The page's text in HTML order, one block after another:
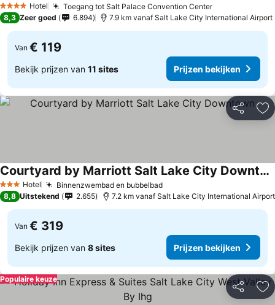
4 SterrenHotel Toegang tot Salt Palace Convention CenterPrijzen
8,3 Zeer goed 6.894 7.9 km vanaf Salt Lake City International Airport
Van € 119
Bekijk prijzen van 11 sites Prijzen bekijken
Delen
3 SterrenHotel Binnenzwembad en bubbelbadPrijzen bekijken
Courtyard by Marriott Salt Lake City Downtown
Prijzen bekijken
8,8 Uitstekend 2.655 7.2 km vanaf Salt Lake City International Airport
Van € 319
Bekijk prijzen van 8 sites Prijzen bekijken
Delen
Populaire keuze